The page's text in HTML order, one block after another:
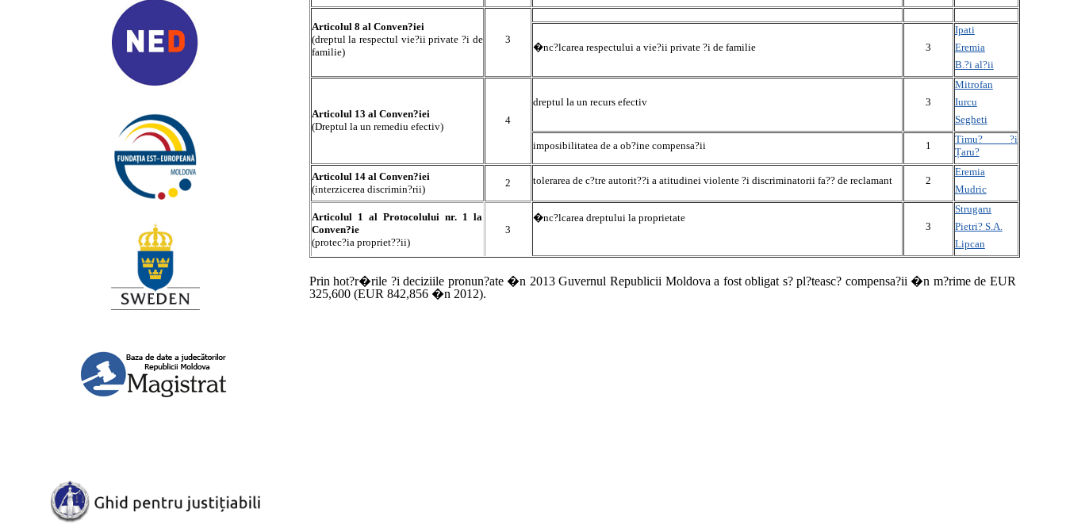
Articolul 8 al Conven?iei
(dreptul la respectul vie?ii private ?i de
familie)
3
�nc?lcarea respectului a vie?ii private ?i de familie 3
Ipati
Eremia
B.?i al?ii
Articolul 13 al Conven?iei
(Dreptul la un remediu efectiv)
4
dreptul la un recurs efectiv 3
Mitrofan
Iurcu
Segheti
imposibilitatea de a ob?ine compensa?ii 1
Timu? ?i
Țaru?
Articolul 14 al Conven?iei
(interzicerea discrimin?rii)
2 tolerarea de c?tre autorit??i a atitudinei violente ?i discriminatorii fa?? de reclamant 2
Eremia
Mudric
Articolul 1 al Protocolului nr. 1 la
Conven?ie
(protec?ia propriet??ii)
3
�nc?lcarea dreptului la proprietate
3
Strugaru
Pietri? S.A.
Lipcan
Prin hot?r�rile ?i deciziile pronun?ate �n 2013 Guvernul Republicii Moldova a fost obligat s? pl?teasc? compensa?ii �n m?rime de EUR
325,600 (EUR 842,856 �n 2012).